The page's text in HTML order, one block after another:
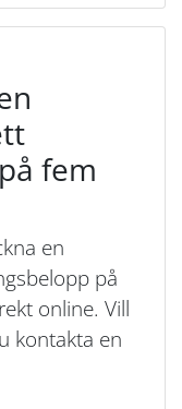
fem
en
på
online. Vill
kontakta en